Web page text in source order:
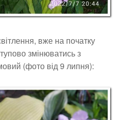
вже на початку
змінюватись з
(фото від 9 липня):